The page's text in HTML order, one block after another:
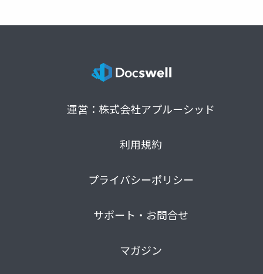
運営：株式会社アプルーシッド
利用規約
プライバシーポリシー
サポート・お問合せ
マガジン